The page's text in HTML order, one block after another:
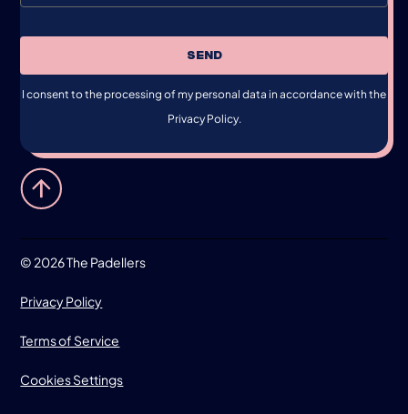
SEND
I consent to the processing of my personal data in accordance with the
Privacy Policy.
© 2026 The Padellers
Privacy Policy
Terms of Service
Cookies Settings